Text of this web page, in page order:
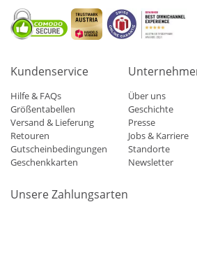
Kundenservice
Hilfe & FAQs
Größentabellen
Versand & Lieferung
Retouren
Gutscheinbedingungen
Geschenkkarten
Über uns
Geschichte
Presse
Jobs & Karriere
Standorte
Newsletter
Unsere Zahlungsarten